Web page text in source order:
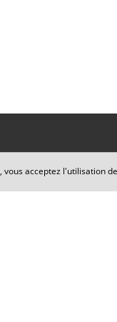
acceptez l'utilisation